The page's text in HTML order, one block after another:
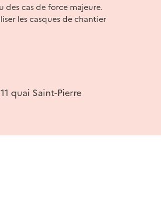
des cas de force majeure.
les casques de chantier
quai Saint-Pierre